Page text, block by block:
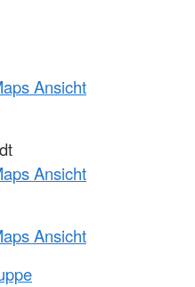
Ansicht
Ansicht
Ansicht